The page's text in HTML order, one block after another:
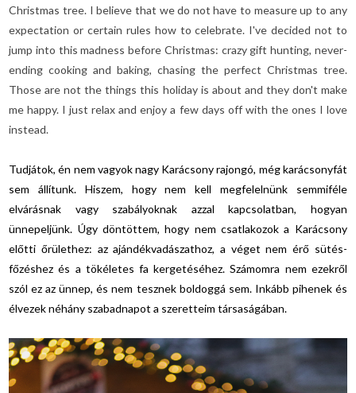
Christmas tree. I believe that we do not have to measure up to any
expectation or certain rules how to celebrate. I've decided not to
jump into this madness before Christmas: crazy gift hunting, never-
ending cooking and baking, chasing the perfect Christmas tree.
Those are not the things this holiday is about and they don't make
me happy. I just relax and enjoy a few days off with the ones I love
instead.
Tudjátok, én nem vagyok nagy Karácsony rajongó, még karácsonyfát
sem állítunk. Hiszem, hogy nem kell megfelelnünk semmiféle
elvárásnak vagy szabályoknak azzal kapcsolatban, hogyan
ünnepeljünk. Úgy döntöttem, hogy nem csatlakozok a Karácsony
előtti őrülethez: az ajándékvadászathoz, a véget nem érő sütés-
főzéshez és a tökéletes fa kergetéséhez. Számomra nem ezekről
szól ez az ünnep, és nem tesznek boldoggá sem. Inkább pihenek és
élvezek néhány szabadnapot a szeretteim társaságában.